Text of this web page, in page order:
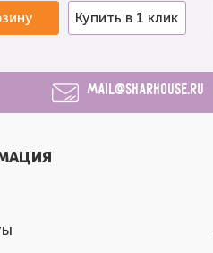
Купить в 1 клик
mail@sharhouse.ru